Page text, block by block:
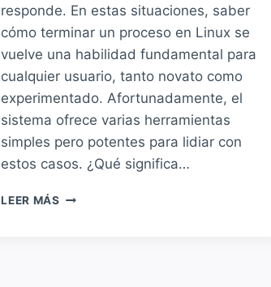
responde. En estas situaciones, saber
cómo terminar un proceso en Linux se
vuelve una habilidad fundamental para
cualquier usuario, tanto novato como
experimentado. Afortunadamente, el
sistema ofrece varias herramientas
simples pero potentes para lidiar con
estos casos. ¿Qué significa…
LEER MÁS CÓMO